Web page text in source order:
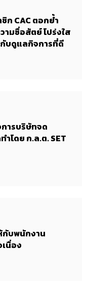
ก CAC ตอกย้ำ
ามซื่อสัตย์ โปร่งใส
บดูแลกิจการที่ดี
ารบริษัทจด
ำโดย ก.ล.ต. SET
กับพนักงาน
นื่อง